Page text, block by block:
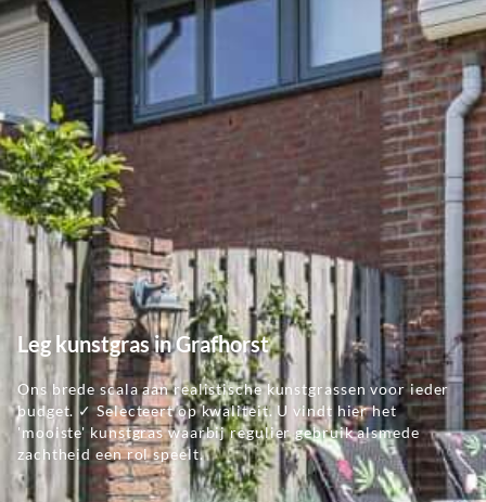
Leg kunstgras in Grafhorst
Ons brede scala aan realistische kunstgrassen voor ieder
budget. ✓ Selecteert op kwaliteit. U vindt hier het
'mooiste' kunstgras waarbij regulier gebruik alsmede
zachtheid een rol speelt.